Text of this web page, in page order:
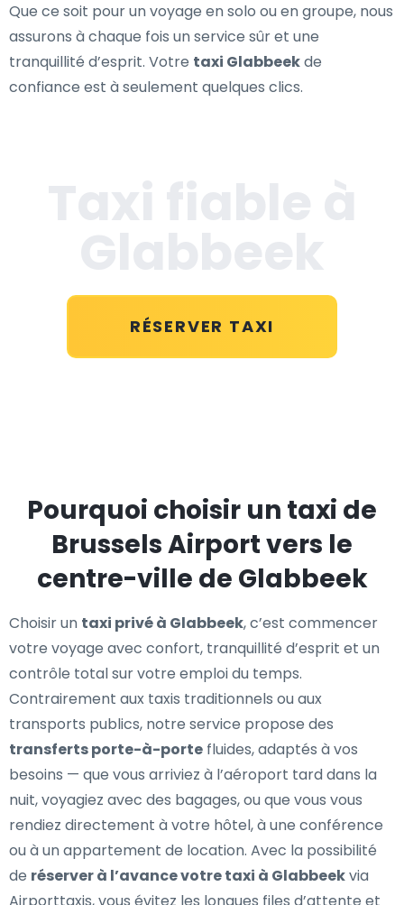
Que ce soit pour un voyage en solo ou en groupe, nous
assurons à chaque fois un service sûr et une
tranquillité d’esprit. Votre taxi Glabbeekde
confiance est à seulement quelques clics.
RÉSERVER TAXI
Pourquoi choisir un taxi de
Brussels Airport vers le
centre-ville de Glabbeek
Choisir un taxi privé à Glabbeek, c’est commencer
votre voyage avec confort, tranquillité d’esprit et un
contrôle total sur votre emploi du temps.
Contrairement aux taxis traditionnels ou aux
transports publics, notre service propose des
transferts porte-à-porte fluides, adaptés à vos
besoins — que vous arriviez à l’aéroport tard dans la
nuit, voyagiez avec des bagages, ou que vous vous
rendiez directement à votre hôtel, à une conférence
ou à un appartement de location. Avec la possibilité
de réserver à l’avance votre taxi à Glabbeekvia